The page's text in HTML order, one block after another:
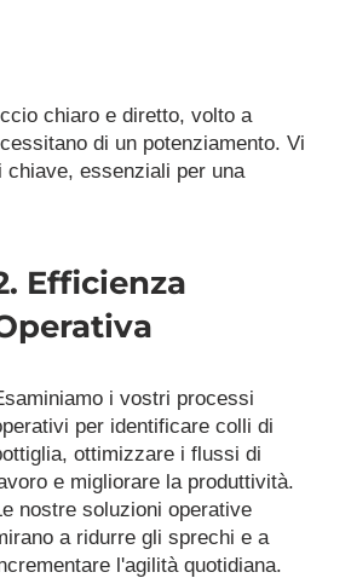
chiaro e diretto, volto a
di un potenziamento. Vi
chiave, essenziali per una
Efficienza
i vostri processi
per identificare colli di
ottimizzare i flussi di
e migliorare la produttività.
nostre soluzioni operative
a ridurre gli sprechi e a
l'agilità quotidiana.